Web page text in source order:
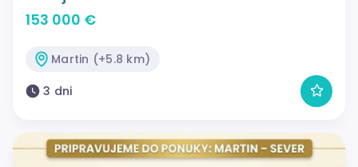
153 000 €
Martin (+5.8 km)
3 dni